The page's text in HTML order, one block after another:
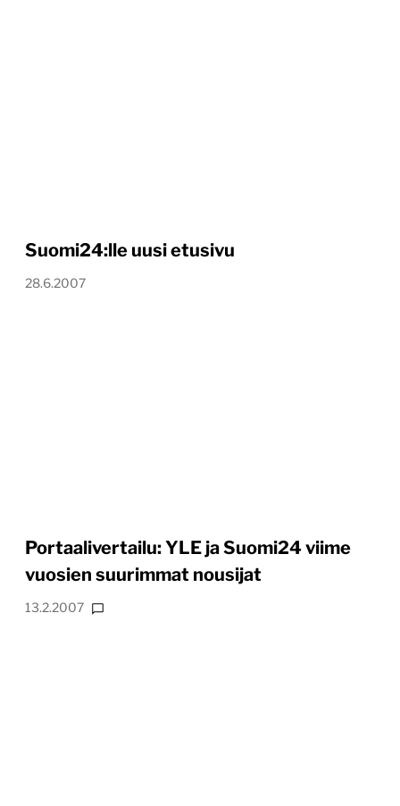
Suomi24:lle uusi etusivu
28.6.2007
Portaalivertailu: YLE ja Suomi24 viime
vuosien suurimmat nousijat
13.2.2007